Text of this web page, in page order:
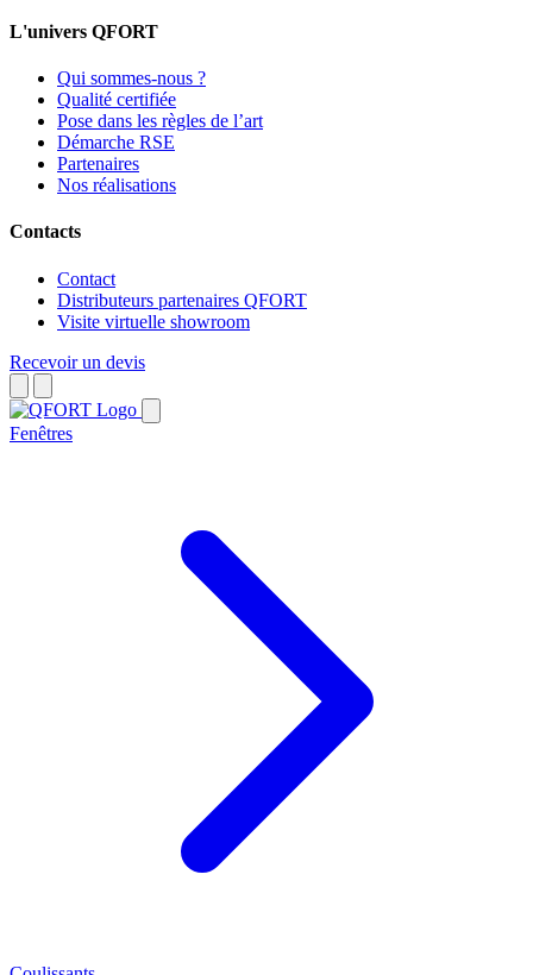
L'univers QFORT
Qui sommes-nous ?
Qualité certifiée
Pose dans les règles de l’art
Démarche RSE
Partenaires
Nos réalisations
Contacts
Contact
Distributeurs partenaires QFORT
Visite virtuelle showroom
Recevoir un devis
Fenêtres